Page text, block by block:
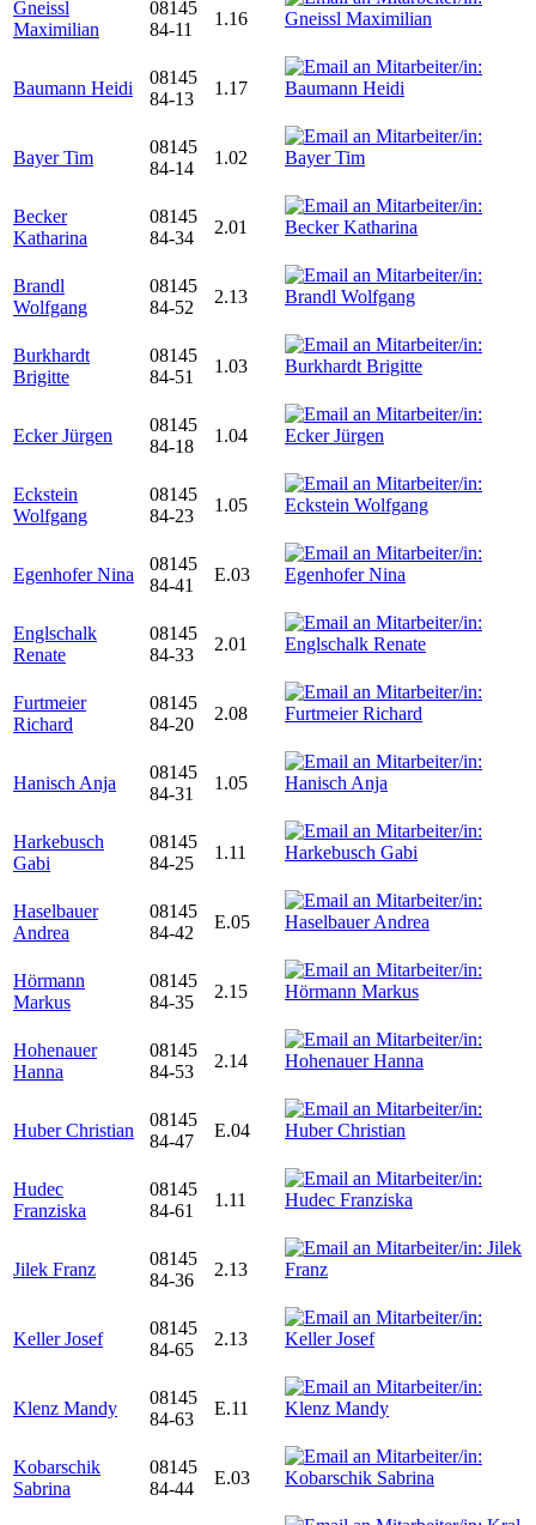
Gneissl
Maximilian
08145
84-11
1.16
Baumann Heidi
08145
84-13
1.17
Bayer Tim
08145
84-14
1.02
Becker
Katharina
08145
84-34
2.01
Brandl
Wolfgang
08145
84-52
2.13
Burkhardt
Brigitte
08145
84-51
1.03
Ecker Jürgen
08145
84-18
1.04
Eckstein
Wolfgang
08145
84-23
1.05
Egenhofer Nina
08145
84-41
E.03
Englschalk
Renate
08145
84-33
2.01
Furtmeier
Richard
08145
84-20
2.08
Hanisch Anja
08145
84-31
1.05
Harkebusch
Gabi
08145
84-25
1.11
Haselbauer
Andrea
08145
84-42
E.05
Hörmann
Markus
08145
84-35
2.15
Hohenauer
Hanna
08145
84-53
2.14
Huber Christian
08145
84-47
E.04
Hudec
Franziska
08145
84-61
1.11
Jilek Franz
08145
84-36
2.13
Keller Josef
08145
84-65
2.13
Klenz Mandy
08145
84-63
E.11
Kobarschik
Sabrina
08145
84-44
E.03